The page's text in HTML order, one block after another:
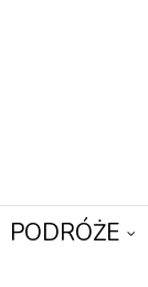
PODRÓŻE